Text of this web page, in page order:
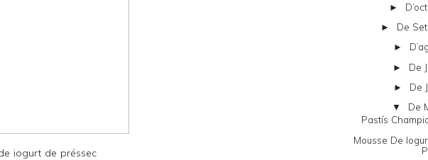
iogurt de préssec
►
► De
►
► De
► De
▼ De
Pastís
Mousse De